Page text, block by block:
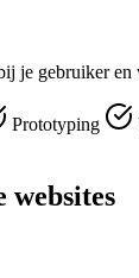
je gebruiker
Prototyping
websites